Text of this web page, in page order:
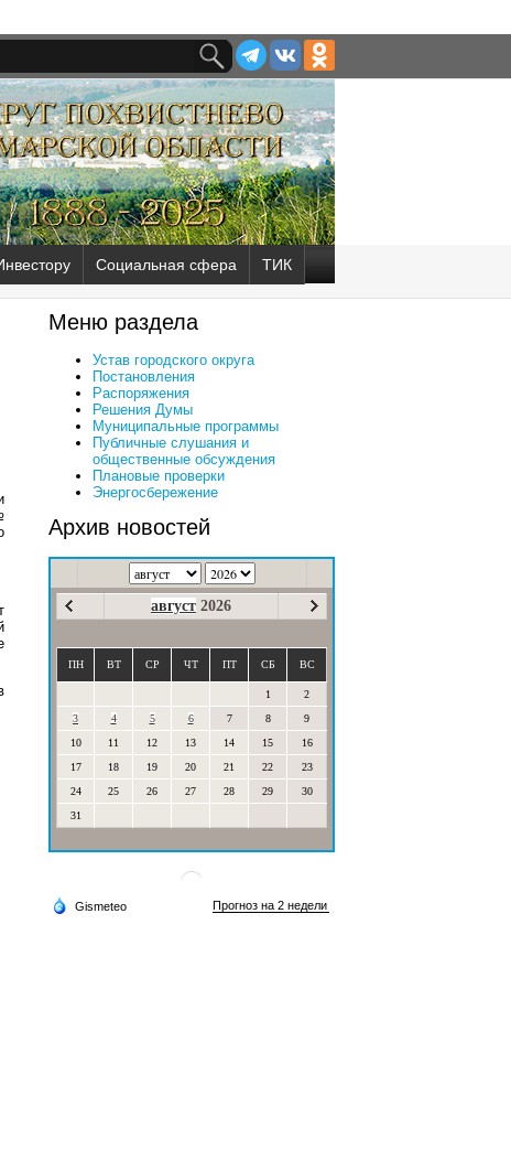
Социальная сфера ТИК
Меню раздела
Устав городского округа
Постановления
Распоряжения
Решения Думы
Муниципальные программы
Публичные слушания и
общественные обсуждения
Плановые проверки
Энергосбережение
Архив новостей
август 2026
ПН ВТ СР ЧТ ПТ СБ ВС
1
2
3
4 5 6 7 8
9
10
11 12 13 14 15
16
17
18 19 20 21 22
23
24
25 26 27 28 29
30
31